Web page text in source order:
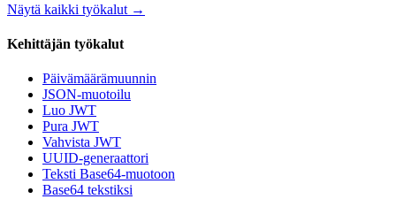
Näytä kaikki työkalut →
Kehittäjän työkalut
Päivämäärämuunnin
JSON-muotoilu
Luo JWT
Pura JWT
Vahvista JWT
UUID-generaattori
Teksti Base64-muotoon
Base64 tekstiksi